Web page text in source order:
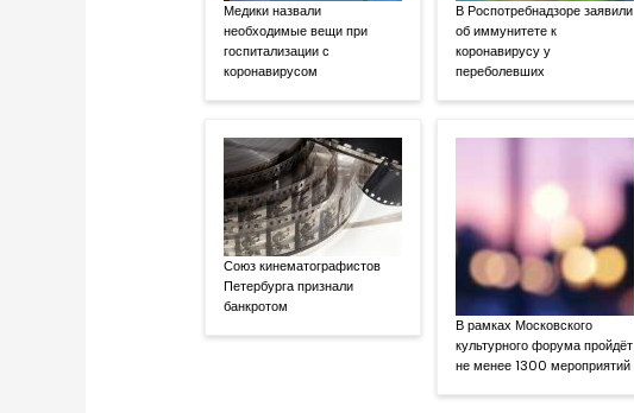
Медики назвали
необходимые вещи при
госпитализации с
коронавирусом
Союз кинематографистов
Петербурга признали
банкротом
В Роспотребнадзоре заявили
об иммунитете к
коронавирусу у
переболевших
В рамках Московского
культурного форума пройдёт
не менее 1300 мероприятий